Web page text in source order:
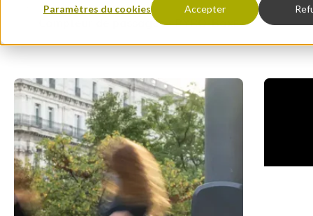
Paramètres du cookies Accepter
Compteur de passages - PYRO-BoxEvo